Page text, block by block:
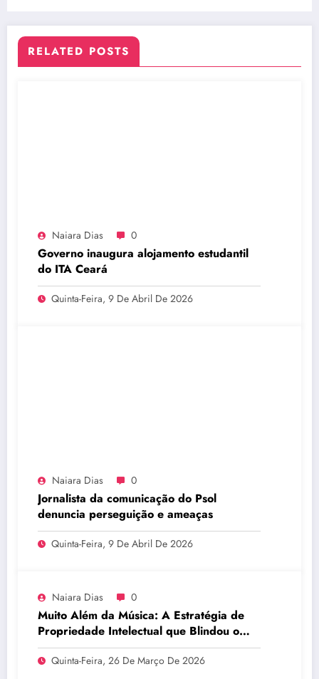
RELATED POSTS
Naiara Dias 0
Governo inaugura alojamento estudantil
do ITA Ceará
Quinta-Feira, 9 De Abril De 2026
Naiara Dias 0
Jornalista da comunicação do Psol
denuncia perseguição e ameaças
Quinta-Feira, 9 De Abril De 2026
Naiara Dias 0
Muito Além da Música: A Estratégia de
Propriedade Intelectual que Blindou o
Legado do BTS
Quinta-Feira, 26 De Março De 2026